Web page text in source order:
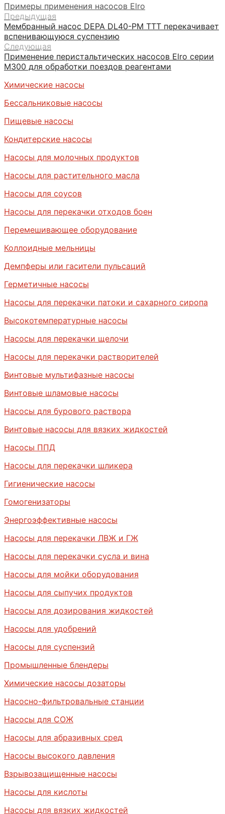
Примеры применения насосов Elro
Предыдущая
Мембранный насос DEPA DL40-PM ТТТ перекачивает
вспенивающуюся суспензию
Следующая
Применение перистальтических насосов Elro серии
М300 для обработки поездов реагентами
Химические насосы
Бессальниковые насосы
Пищевые насосы
Кондитерские насосы
Насосы для молочных продуктов
Насосы для растительного масла
Насосы для соусов
Насосы для перекачки отходов боен
Перемешивающее оборудование
Коллоидные мельницы
Демпферы или гасители пульсаций
Герметичные насосы
Насосы для перекачки патоки и сахарного сиропа
Высокотемпературные насосы
Насосы для перекачки щелочи
Насосы для перекачки растворителей
Винтовые мультифазные насосы
Винтовые шламовые насосы
Насосы для бурового раствора
Винтовые насосы для вязких жидкостей
Насосы ППД
Насосы для перекачки шликера
Гигиенические насосы
Гомогенизаторы
Энергоэффективные насосы
Насосы для перекачки ЛВЖ и ГЖ
Насосы для перекачки сусла и вина
Насосы для мойки оборудования
Насосы для сыпучих продуктов
Насосы для дозирования жидкостей
Насосы для удобрений
Насосы для суспензий
Промышленные блендеры
Химические насосы дозаторы
Насосно-фильтровальные станции
Насосы для СОЖ
Насосы для абразивных сред
Насосы высокого давления
Взрывозащищенные насосы
Насосы для кислоты
Насосы для вязких жидкостей